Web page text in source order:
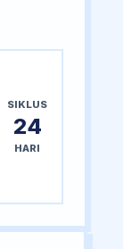
SIKLUS
24
HARI